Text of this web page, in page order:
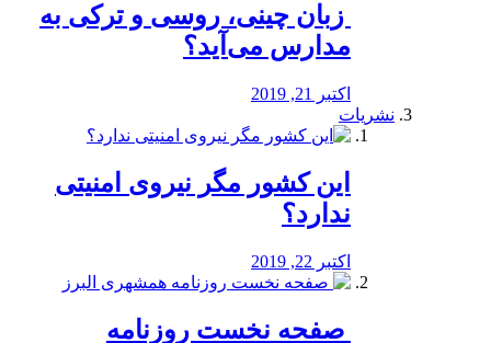
️ زبان چینی، روسی و ترکی به
مدارس می‌آید؟
اکتبر 21, 2019
نشریات
این کشور مگر نیروی امنیتی
ندارد؟
اکتبر 22, 2019
️ صفحه نخست روزنامه‌